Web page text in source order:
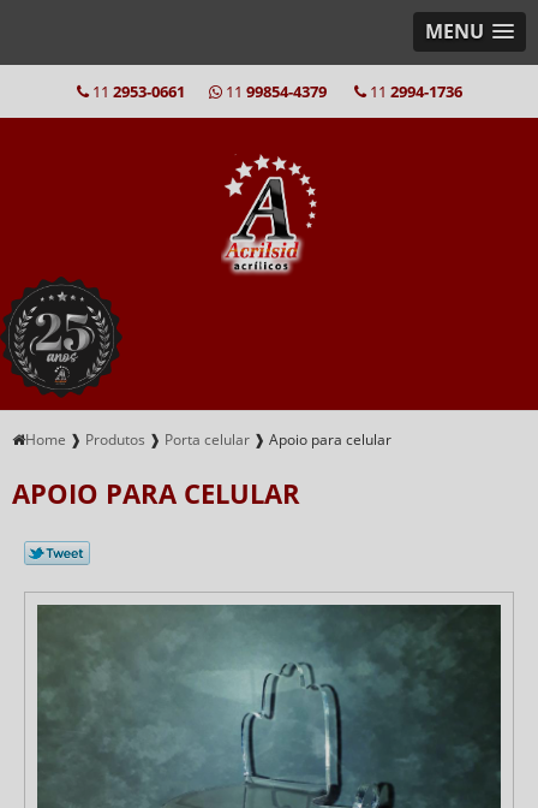
MENU
11 2953-0661 11 99854-4379 11 2994-1736
Home ❱ Produtos ❱ Porta celular ❱ Apoio para celular
APOIO PARA CELULAR